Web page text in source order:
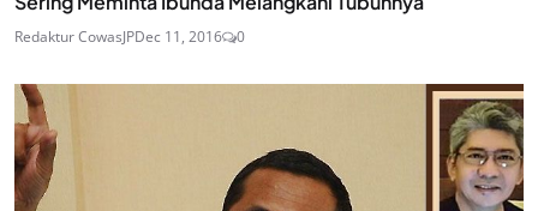
Redaktur CowasJPDec 11, 2016 0